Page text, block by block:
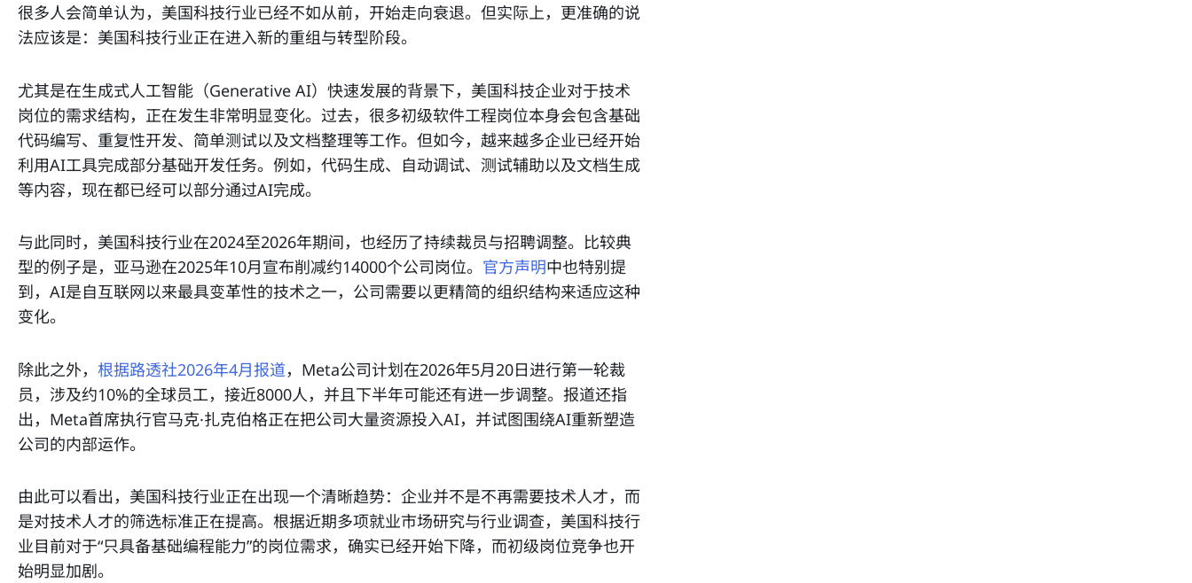
很多人会简单认为，美国科技行业已经不如从前，开始走向衰退。但实际上，更准确的说
法应该是：美国科技行业正在进入新的重组与转型阶段。
尤其是在生成式人工智能（Generative AI）快速发展的背景下，美国科技企业对于技术
岗位的需求结构，正在发生非常明显变化。过去，很多初级软件工程岗位本身会包含基础
代码编写、重复性开发、简单测试以及文档整理等工作。但如今，越来越多企业已经开始
利用AI工具完成部分基础开发任务。例如，代码生成、自动调试、测试辅助以及文档生成
等内容，现在都已经可以部分通过AI完成。
与此同时，美国科技行业在2024至2026年期间，也经历了持续裁员与招聘调整。比较典
型的例子是，亚马逊在2025年10月宣布削减约14000个公司岗位。 官方声明中也特别提
到，AI是自互联网以来最具变革性的技术之一，公司需要以更精简的组织结构来适应这种
变化。
除此之外， 根据路透社2026年4月报道，Meta公司计划在2026年5月20日进行第一轮裁
员，涉及约10%的全球员工，接近8000人，并且下半年可能还有进一步调整。报道还指
出，Meta首席执行官马克·扎克伯格正在把公司大量资源投入AI，并试图围绕AI重新塑造
公司的内部运作。
由此可以看出，美国科技行业正在出现一个清晰趋势：企业并不是不再需要技术人才，而
是对技术人才的筛选标准正在提高。根据近期多项就业市场研究与行业调查，美国科技行
业目前对于“只具备基础编程能力”的岗位需求，确实已经开始下降，而初级岗位竞争也开
始明显加剧。